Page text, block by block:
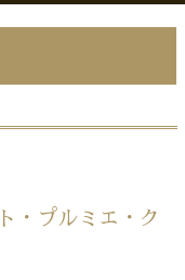
・プルミエ・ク